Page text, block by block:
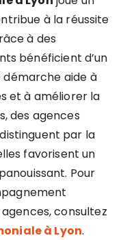
à la réussite
à des
bénéficient d’un
démarche aide à
et à améliorer la
des agences
par la
favorisent un
Pour
consultez
à Lyon.